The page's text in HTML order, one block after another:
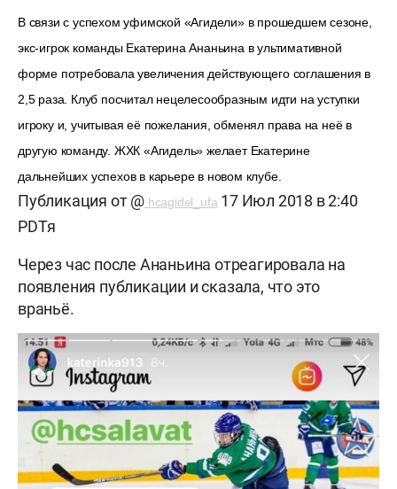
В связи с успехом уфимской «Агидели» в прошедшем сезоне,
экс-игрок команды Екатерина Ананьина в ультимативной
форме потребовала увеличения действующего соглашения в
2,5 раза. Клуб посчитал нецелесообразным идти на уступки
игроку и, учитывая её пожелания, обменял права на неё в
другую команду. ЖХК «Агидель» желает Екатерине
дальнейших успехов в карьере в новом клубе.
Публикация от @ hcagidel_ufa 17 Июл 2018 в 2:40
PDTя
Через час после Ананьина отреагировала на
появления публикации и сказала, что это
враньё.